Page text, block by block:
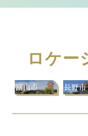
ロケー